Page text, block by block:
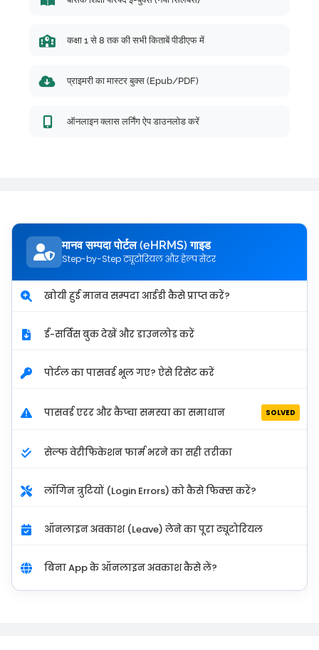
कक्षा 1 से 8 तक की सभी किताबें पीडीएफ में
प्राइमरी का मास्टर बुक्स (Epub/PDF)
ऑनलाइन क्लास लर्निंग ऐप डाउनलोड करें
मानव सम्पदा पोर्टल (eHRMS) गाइड
Step-by-Step ट्यूटोरियल और हेल्प सेंटर
खोयी हुई मानव सम्पदा आईडी कैसे प्राप्त करें?
ई-सर्विस बुक देखें और डाउनलोड करें
पोर्टल का पासवर्ड भूल गए? ऐसे रिसेट करें
पासवर्ड एरर और कैप्चा समस्या का समाधान SOLVED
सेल्फ वेरीफिकेशन फार्म भरने का सही तरीका
लॉगिन त्रुटियों (Login Errors) को कैसे फिक्स करें?
ऑनलाइन अवकाश (Leave) लेने का पूरा ट्यूटोरियल
बिना App के ऑनलाइन अवकाश कैसे लें?